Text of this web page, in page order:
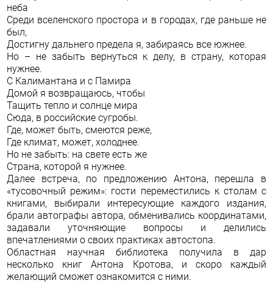
неба
Среди вселенского простора и в городах, где раньше не
был,
Достигну дальнего предела я, забираясь все южнее.
Но – не забыть вернуться к делу, в страну, которая
нужнее.
С Калимантана и с Памира
Домой я возвращаюсь, чтобы
Тащить тепло и солнце мира
Сюда, в российские сугробы.
Где, может быть, смеются реже,
Где климат, может, холоднее.
Но не забыть: на свете есть же
Страна, которой я нужнее.
Далее встреча, по предложению Антона, перешла в
«тусовочный режим»: гости переместились к столам с
книгами, выбирали интересующие каждого издания,
брали автографы автора, обменивались координатами,
задавали уточняющие вопросы и делились
впечатлениями о своих практиках автостопа.
Областная научная библиотека получила в дар
несколько книг Антона Кротова, и скоро каждый
желающий сможет ознакомится с ними.